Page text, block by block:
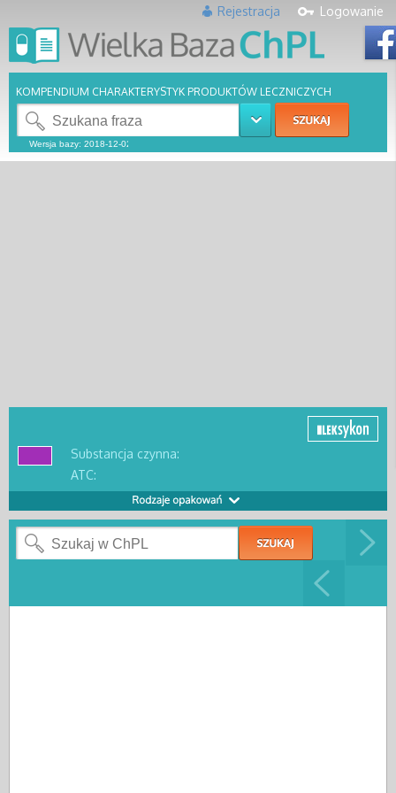
Logowanie
Rejestracja
KOMPENDIUM CHARAKTERYSTYK PRODUKTÓW LECZNICZYCH
Substancja czynna:
ATC: